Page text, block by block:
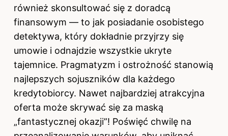
również skonsultować się z doradcą
finansowym — to jak posiadanie osobistego
detektywa, który dokładnie przyjrzy się
umowie i odnajdzie wszystkie ukryte
tajemnice. Pragmatyzm i ostrożność stanowią
najlepszych sojuszników dla każdego
kredytobiorcy. Nawet najbardziej atrakcyjna
oferta może skrywać się za maską
„fantastycznej okazji”! Poświęć chwilę na